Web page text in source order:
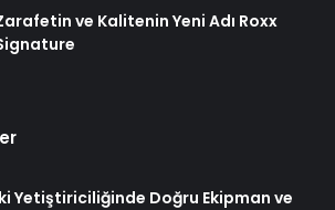
ve Kalitenin Yeni Adı Roxx
Yetiştiriciliğinde Doğru Ekipman ve